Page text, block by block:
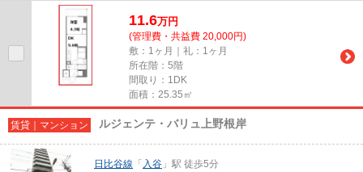
11.6万円
(管理費・共益費 20,000円)
敷：1ヶ月｜礼：1ヶ月
所在階：5階
間取り：1DK
面積：25.35㎡
賃貸｜マンション ルジェンテ・バリュ上野根岸
日比谷線 「 入谷 」駅 徒歩5分